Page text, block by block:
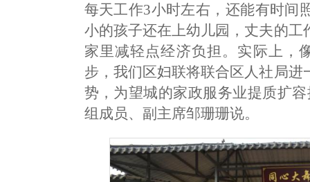
每天工作3小时左右，还能有时间
小的孩子还在上幼儿园，丈夫的
家里减轻点经济负担。实际上，
步，我们区妇联将联合区人社局
势，为望城的家政服务业提质扩
组成员、副主席邹珊珊说。